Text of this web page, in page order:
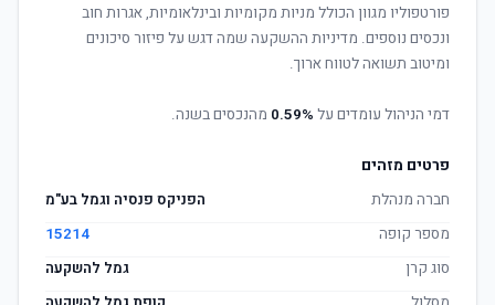
פורטפוליו מגוון הכולל מניות מקומיות ובינלאומיות, אגרות חוב
ונכסים נוספים. מדיניות ההשקעה שמה דגש על פיזור סיכונים
ומיטוב תשואה לטווח ארוך.
דמי הניהול עומדים על 0.59% מהנכסים בשנה.
פרטים מזהים
חברה מנהלת
הפניקס פנסיה וגמל בע"מ
מספר קופה
15214
סוג קרן
גמל להשקעה